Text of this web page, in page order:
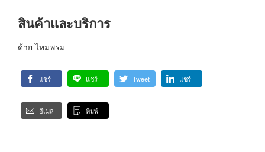
สินค้าและบริการ
ด้าย ไหมพรม
แชร์ แชร์ Tweet แชร์
อีเมล พิมพ์